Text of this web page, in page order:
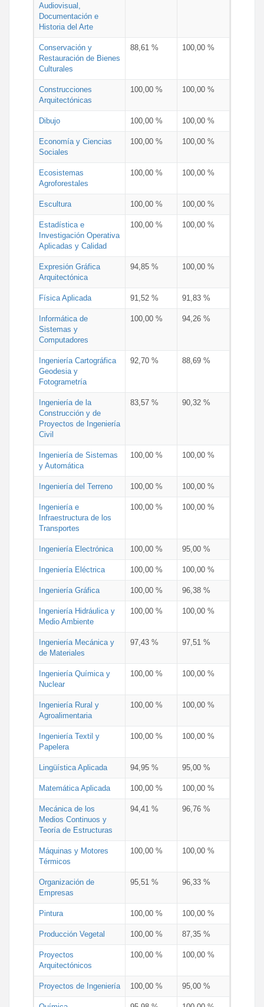
Audiovisual,
Documentación e
Historia del Arte
Conservación y
Restauración de Bienes
Culturales
88,61 % 100,00 %
Construcciones
Arquitectónicas
100,00 % 100,00 %
Dibujo 100,00 % 100,00 %
Economía y Ciencias
Sociales
100,00 % 100,00 %
Ecosistemas
Agroforestales
100,00 % 100,00 %
Escultura 100,00 % 100,00 %
Estadística e
Investigación Operativa
Aplicadas y Calidad
100,00 % 100,00 %
Expresión Gráfica
Arquitectónica
94,85 % 100,00 %
Física Aplicada 91,52 % 91,83 %
Informática de
Sistemas y
Computadores
100,00 % 94,26 %
Ingeniería Cartográfica
Geodesia y
Fotogrametría
92,70 % 88,69 %
Ingeniería de la
Construcción y de
Proyectos de Ingeniería
Civil
83,57 % 90,32 %
Ingeniería de Sistemas
y Automática
100,00 % 100,00 %
Ingeniería del Terreno 100,00 % 100,00 %
Ingeniería e
Infraestructura de los
Transportes
100,00 % 100,00 %
Ingeniería Electrónica 100,00 % 95,00 %
Ingeniería Eléctrica 100,00 % 100,00 %
Ingeniería Gráfica 100,00 % 96,38 %
Ingeniería Hidráulica y
Medio Ambiente
100,00 % 100,00 %
Ingeniería Mecánica y
de Materiales
97,43 % 97,51 %
Ingeniería Química y
Nuclear
100,00 % 100,00 %
Ingeniería Rural y
Agroalimentaria
100,00 % 100,00 %
Ingeniería Textil y
Papelera
100,00 % 100,00 %
Lingüística Aplicada 94,95 % 95,00 %
Matemática Aplicada 100,00 % 100,00 %
Mecánica de los
Medios Continuos y
Teoría de Estructuras
94,41 % 96,76 %
Máquinas y Motores
Térmicos
100,00 % 100,00 %
Organización de
Empresas
95,51 % 96,33 %
Pintura 100,00 % 100,00 %
Producción Vegetal 100,00 % 87,35 %
Proyectos
Arquitectónicos
100,00 % 100,00 %
Proyectos de Ingeniería 100,00 % 95,00 %